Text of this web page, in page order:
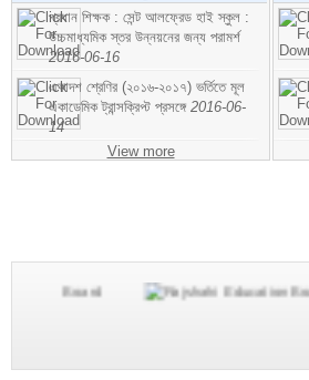
প্রধান শিক্ষক : সেন্ট আলফ্রেড হাই স্কুল :
উচ্চমাধ্যমিক স্তর উন্নয়নের জন্য পরামর্শ
2016-06-16
একাদশ শ্রেণির (২০১৬-২০১৭) ভর্তিতে মূল
একাডেমিক ট্রান্সক্রিপ্ট প্রসঙ্গে 2016-06-
14
View more